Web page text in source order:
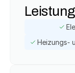
Heizungs-